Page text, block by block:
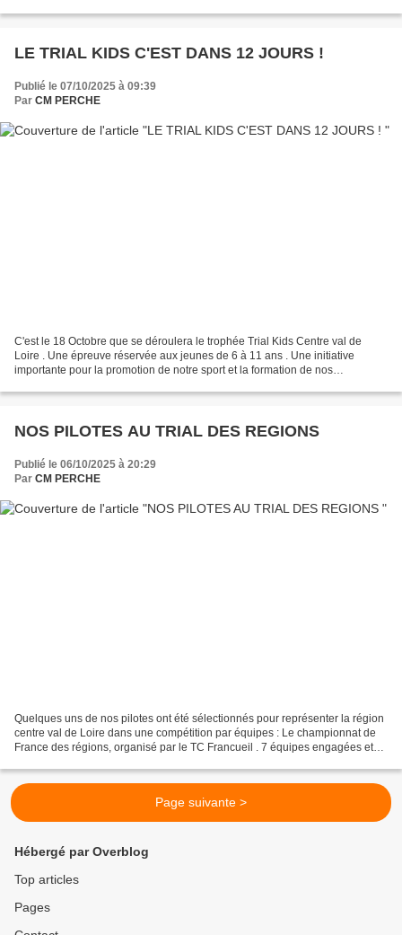
LE TRIAL KIDS C'EST DANS 12 JOURS !
Publié le 07/10/2025 à 09:39
Par CM PERCHE
C'est le 18 Octobre que se déroulera le trophée Trial Kids Centre val de
Loire . Une épreuve réservée aux jeunes de 6 à 11 ans . Une initiative
importante pour la promotion de notre sport et la formation de nos
NOS PILOTES AU TRIAL DES REGIONS
Publié le 06/10/2025 à 20:29
Par CM PERCHE
Quelques uns de nos pilotes ont été sélectionnés pour représenter la région
centre val de Loire dans une compétition par équipes : Le championnat de
France des régions, organisé par le TC Francueil . 7 équipes engagées et
Page suivante >
Hébergé par Overblog
Top articles
Pages